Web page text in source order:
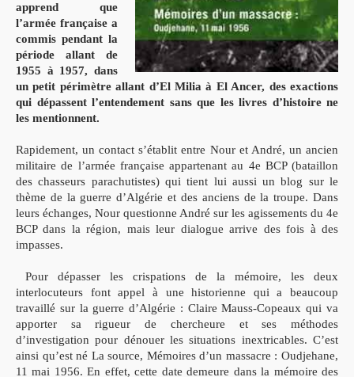
apprend que
l’armée française a
commis pendant la
période allant de
1955 à 1957, dans
un petit périmètre allant d’El Milia à El Ancer, des exactions
qui dépassent l’entendement sans que les livres d’histoire ne
les mentionnent.
Rapidement, un contact s’établit entre Nour et André, un ancien
militaire de l’armée française appartenant au 4e BCP (bataillon
des chasseurs parachutistes) qui tient lui aussi un blog sur le
thème de la guerre d’Algérie et des anciens de la troupe. Dans
leurs échanges, Nour questionne André sur les agissements du 4e
BCP dans la région, mais leur dialogue arrive des fois à des
impasses.
Pour dépasser les crispations de la mémoire, les deux
interlocuteurs font appel à une historienne qui a beaucoup
travaillé sur la guerre d’Algérie : Claire Mauss-Copeaux qui va
apporter sa rigueur de chercheure et ses méthodes
d’investigation pour dénouer les situations inextricables. C’est
ainsi qu’est né La source, Mémoires d’un massacre : Oudjehane,
11 mai 1956. En effet, cette date demeure dans la mémoire des